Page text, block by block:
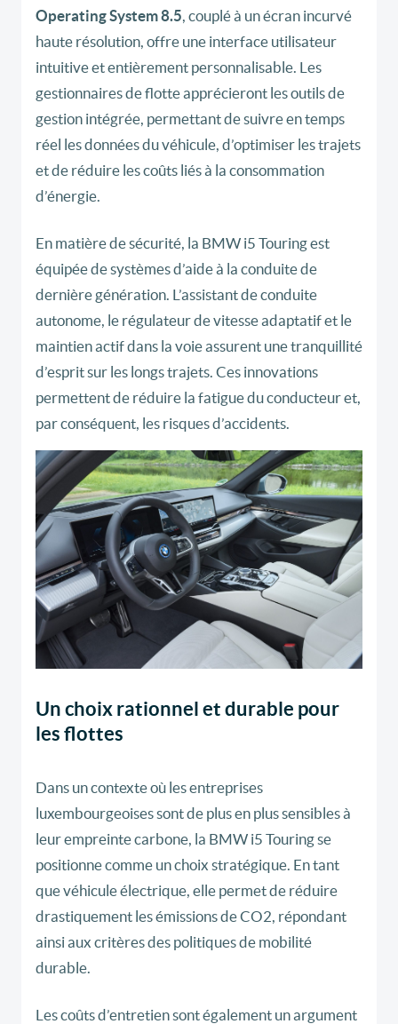
Operating System 8.5, couplé à un écran incurvé
haute résolution, offre une interface utilisateur
intuitive et entièrement personnalisable. Les
gestionnaires de flotte apprécieront les outils de
gestion intégrée, permettant de suivre en temps
réel les données du véhicule, d’optimiser les trajets
et de réduire les coûts liés à la consommation
d’énergie.
En matière de sécurité, la BMW i5 Touring est
équipée de systèmes d’aide à la conduite de
dernière génération. L’assistant de conduite
autonome, le régulateur de vitesse adaptatif et le
maintien actif dans la voie assurent une tranquillité
d’esprit sur les longs trajets. Ces innovations
permettent de réduire la fatigue du conducteur et,
par conséquent, les risques d’accidents.
Un choix rationnel et durable pour
les flottes
Dans un contexte où les entreprises
luxembourgeoises sont de plus en plus sensibles à
leur empreinte carbone, la BMW i5 Touring se
positionne comme un choix stratégique. En tant
que véhicule électrique, elle permet de réduire
drastiquement les émissions de CO2, répondant
ainsi aux critères des politiques de mobilité
durable.
Les coûts d’entretien sont également un argument